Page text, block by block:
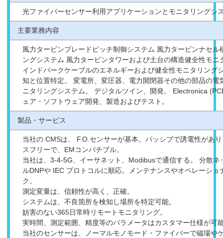
光ファイバーセンサー利用アプリケーションとモニタリングシ
主要業務内容
風力タービンブレードピッチ制御システム 風力タービンナセル
ングシステム 風力タービンタワーおよび土台の構造健全性モニ
インドパークケーブルのエネルギーおよび健全性モニタリング
知と位置特定。 変電所、変圧器、電力開閉器その他の部品の電
ニタリングシステム。 デジタルツイン、開発。 Electronica
ェア・ソフトウェア開発、製造およびテスト。
製品・サービス
当社の CMSは、 F.O.センサーが基本。パッシブで誘電性があ
スフリーで、EMコンパチブル。
当社は、3-4-5G、イーサネット、Modibusで通信する。 分散ネ
ルDNPや IEC プロトコルに順応。メンテナンスやオペレーショ
ク。
測定変量は、信頼性が高く、正確。
システムは、不良箇所を検知し場所を特定可能。
妨害のない365日常時リモートモニタリング。
実時間、測定範囲、精度等のパラメータはカスタマー仕様が可
当社のセンサーは、ノーマルモノモード・ファイバーで磁場や